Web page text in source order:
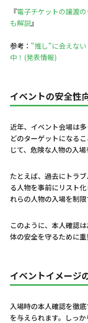
『電子チケットの譲渡
も解説』
参考： “推し”に会えな
中！(発表情報)
イベントの安全性
近年、イベント会場は
どのターゲットになる
じて、危険な人物の入
たとえば、過去にトラ
る人物を事前にリスト
れらの人物の入場を制限
このように、本人確認
体の安全を守るために重
イベントイメージ
入場時の本人確認を徹
を与えられます。しっ